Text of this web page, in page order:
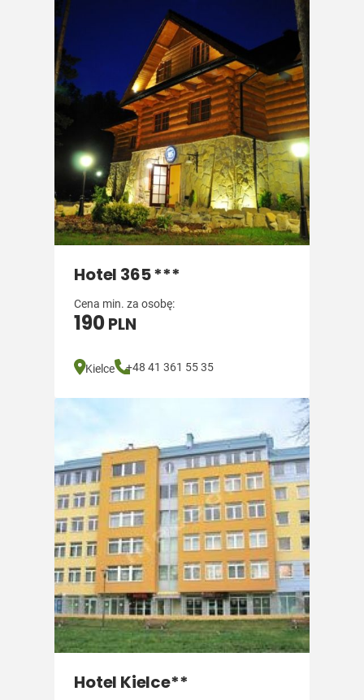
Hotel 365 ***
Cena min. za osobę:
190PLN
Kielce +48 41 361 55 35
Hotel Kielce**